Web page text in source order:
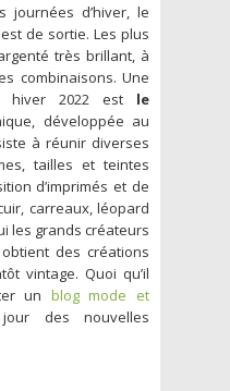
journées d’hiver, le
de sortie. Les plus
très brillant, à
combinaisons. Une
hiver 2022 est le
développée au
à réunir diverses
tailles et teintes
d’imprimés et de
carreaux, léopard
les grands créateurs
des créations
vintage. Quoi qu’il
un blog mode et
des nouvelles